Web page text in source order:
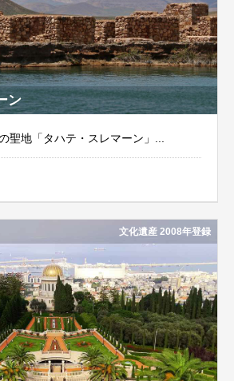
ン
聖地「タハテ・スレマーン」...
文化遺産 2008年登録